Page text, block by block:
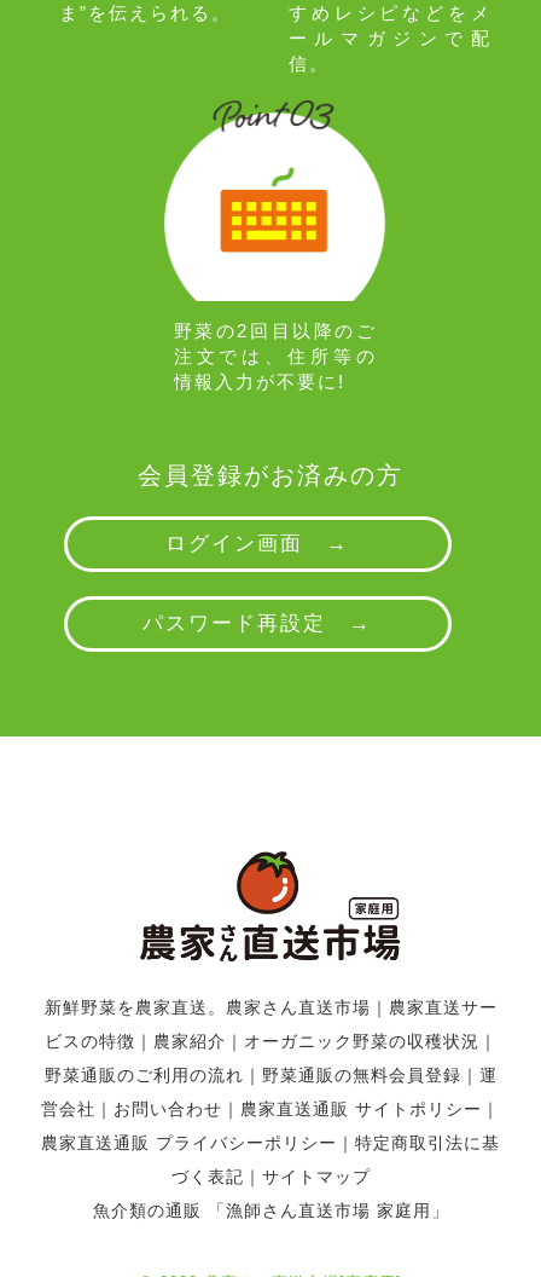
ま”を伝えられる。
すめレシピなどをメ
ールマガジンで配
信。
野菜の2回目以降のご
注文では、住所等の
情報入力が不要に!
会員登録がお済みの方
ログイン画面 →
パスワード再設定 →
新鮮野菜を農家直送。農家さん直送市場 ｜ 農家直送サー
ビスの特徴 ｜ 農家紹介 ｜ オーガニック野菜の収穫状況 ｜
野菜通販のご利用の流れ ｜ 野菜通販の無料会員登録 ｜ 運
営会社 ｜ お問い合わせ ｜ 農家直送通販 サイトポリシー ｜
農家直送通販 プライバシーポリシー ｜ 特定商取引法に基
づく表記 ｜ サイトマップ
魚介類の通販 「漁師さん直送市場 家庭用」